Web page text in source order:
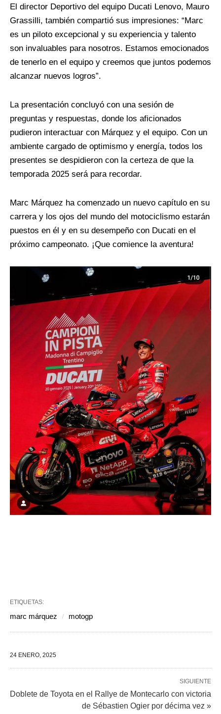
El director Deportivo del equipo Ducati Lenovo, Mauro
Grassilli, también compartió sus impresiones: “Marc
es un piloto excepcional y su experiencia y talento
son invaluables para nosotros. Estamos emocionados
de tenerlo en el equipo y creemos que juntos podemos
alcanzar nuevos logros”.
La presentación concluyó con una sesión de
preguntas y respuestas, donde los aficionados
pudieron interactuar con Márquez y el equipo. Con un
ambiente cargado de optimismo y energía, todos los
presentes se despidieron con la certeza de que la
temporada 2025 será para recordar.
Marc Márquez ha comenzado un nuevo capítulo en su
carrera y los ojos del mundo del motociclismo estarán
puestos en él y en su desempeño con Ducati en el
próximo campeonato. ¡Que comience la aventura!
ETIQUETAS:
marc márquez motogp
24 ENERO, 2025
SIGUIENTE
Doblete de Toyota en el Rallye de Montecarlo con victoria
de Sébastien Ogier por décima vez »